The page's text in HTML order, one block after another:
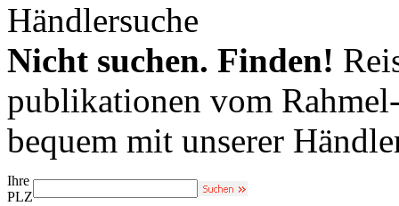
Händlersuche
Nicht suchen. Finden!
publikationen vom
bequem mit unserer
Ihre
PLZ